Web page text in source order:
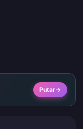
Putar